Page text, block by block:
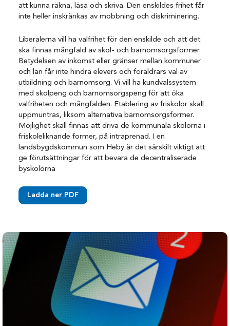
att kunna räkna, läsa och skriva. Den enskildes frihet får
inte heller inskränkas av mobbning och diskriminering.
Liberalerna vill ha valfrihet för den enskilde och att det
ska finnas mångfald av skol- och barnomsorgsformer.
Betydelsen av inkomst eller gränser mellan kommuner
och län får inte hindra elevers och föräldrars val av
utbildning och barnomsorg. Vi vill ha kundvalssystem
med skolpeng och barnomsorgspeng för att öka
valfriheten och mångfalden. Etablering av friskolor skall
uppmuntras, liksom alternativa barnomsorgsformer.
Möjlighet skall finnas att driva de kommunala skolorna i
friskoleliknande former, på intraprenad. I en
landsbygdskommun som Heby är det särskilt viktigt att
ge förutsättningar för att bevara de decentraliserade
byskolorna
Ladda ner PDF